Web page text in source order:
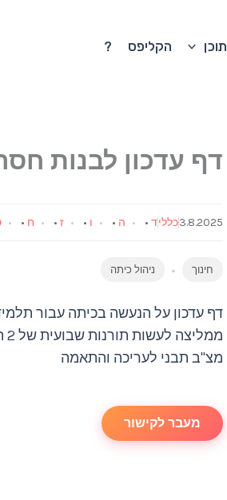
תוכן הקליפס ?
דף עדכון לבנות
3.8.2025כלליד • ה • ו • ז • ח •
חינוך ניהול כיתה
דף עדכון על הנעשה בכיתה עבור
ממליצה לעשות תורנות שבועית של 2 תלמידים בכל שבוע שאחראיים על זה
מצ"ב תבני לעריכה והתאמה
מעבר לקישור